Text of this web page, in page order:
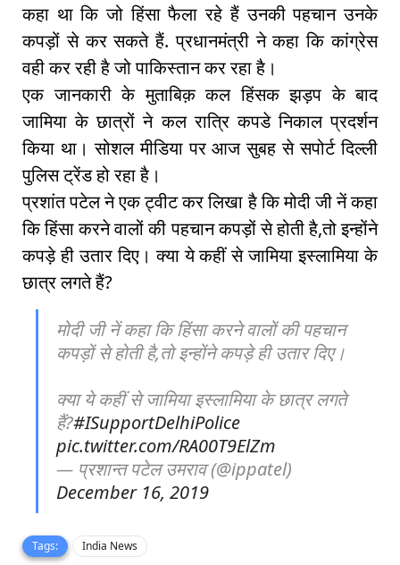
कहा था कि जो हिंसा फैला रहे हैं उनकी पहचान उनके
कपड़ों से कर सकते हैं. प्रधानमंत्री ने कहा कि कांग्रेस
वही कर रही है जो पाकिस्तान कर रहा है।
एक जानकारी के मुताबिक़ कल हिंसक झड़प के बाद
जामिया के छात्रों ने कल रात्रि कपडे निकाल प्रदर्शन
किया था। सोशल मीडिया पर आज सुबह से सपोर्ट दिल्ली
पुलिस ट्रेंड हो रहा है।
प्रशांत पटेल ने एक ट्वीट कर लिखा है कि मोदी जी नें कहा
कि हिंसा करने वालों की पहचान कपड़ों से होती है,तो इन्होंने
कपड़े ही उतार दिए। क्या ये कहीं से जामिया इस्लामिया के
छात्र लगते हैं?
मोदी जी नें कहा कि हिंसा करने वालों की पहचान
कपड़ों से होती है,तो इन्होंने कपड़े ही उतार दिए।
क्या ये कहीं से जामिया इस्लामिया के छात्र लगते
हैं?#ISupportDelhiPolice
pic.twitter.com/RA00T9ElZm
— प्रशान्त पटेल उमराव (@ippatel)
December 16, 2019
Tags: India News